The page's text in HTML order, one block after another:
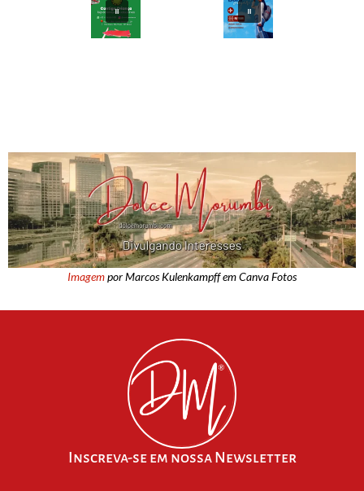
Imagempor Marcos Kulenkampff em Canva Fotos
Inscreva-se em nossa Newsletter